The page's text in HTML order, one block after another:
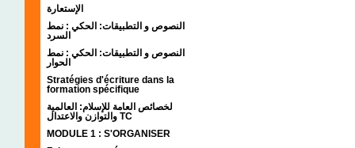
الإستعارة
النصوص و التطبيقات: الحكي : نمط
السرد
النصوص و التطبيقات: الحكي : نمط
الحوار
Stratégies d'écriture dans la
formation spécifique
لخصائص العامة للإسلام: العالمية
والتوازن والاعتدال TC
MODULE 1 : S'ORGANISER